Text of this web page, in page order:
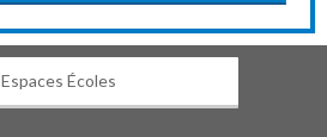
Espaces Écoles